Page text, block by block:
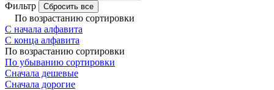
Фильтр Сбросить все
По возрастанию сортировки
С начала алфавита
С конца алфавита
По возрастанию сортировки
По убыванию сортировки
Сначала дешевые
Сначала дорогие